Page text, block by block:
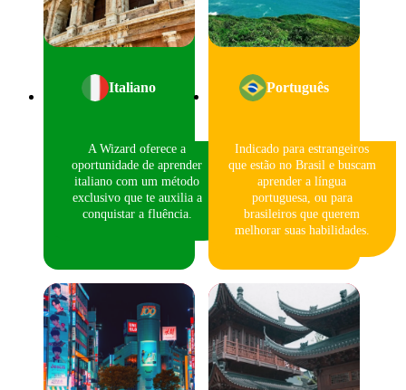
Italiano
A Wizard oferece a
oportunidade de aprender
italiano com um método
exclusivo que te auxilia a
conquistar a fluência.
Português
Indicado para estrangeiros
que estão no Brasil e buscam
aprender a língua
portuguesa, ou para
brasileiros que querem
melhorar suas habilidades.